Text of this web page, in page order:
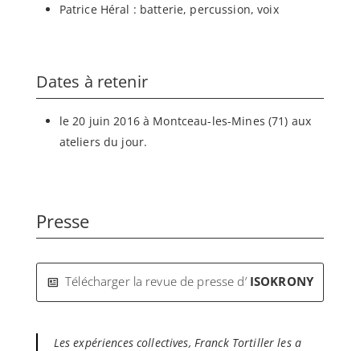
Patrice Héral : batterie, percussion, voix
Dates à retenir
le 20 juin 2016 à Montceau-les-Mines (71) aux
ateliers du jour.
Presse
Télécharger la revue de presse d’ ISOKRONY
Les expériences collectives, Franck Tortiller les a